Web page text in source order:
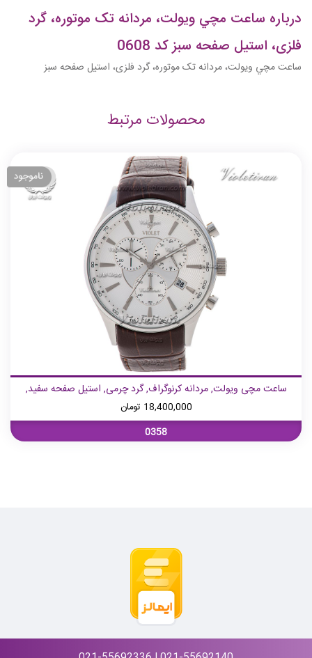
درباره ساعت مچي ويولت، مردانه تک موتوره، گرد
فلزی، استيل صفحه سبز کد 0608
ساعت مچي ويولت، مردانه تک موتوره، گرد فلزی، استيل صفحه سبز
محصولات مرتبط
ساعت مچی ویولت, مردانه کرنوگراف, گرد چرمی, استیل صفحه سفید,
18,400,000 تومان
0358